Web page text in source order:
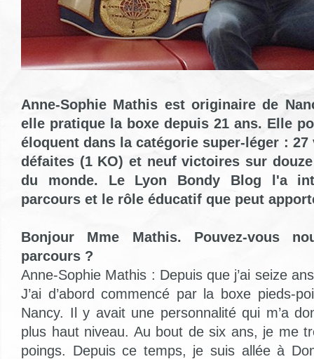
Anne-Sophie Mathis est originaire de
elle pratique la boxe depuis 21 ans. Elle
éloquent dans la catégorie super-léger : 27
défaites (1 KO) et neuf victoires sur
du monde. Le Lyon Bondy Blog l'a
parcours et le rôle éducatif que peut
Bonjour Mme Mathis. Pouvez-vous
parcours ?
Anne-Sophie Mathis : Depuis que j’ai seize
J’ai d’abord commencé par la boxe pieds-
Nancy. Il y avait une personnalité qui m’a
plus haut niveau. Au bout de six ans, je me
poings. Depuis ce temps, je suis allée à